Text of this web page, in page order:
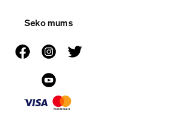
Seko mums